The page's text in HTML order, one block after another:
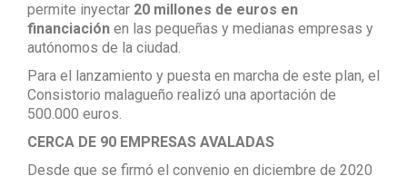
permite inyectar 20 millones de euros en
financiación en las pequeñas y medianas empresas y
autónomos de la ciudad.
Para el lanzamiento y puesta en marcha de este plan, el
Consistorio malagueño realizó una aportación de
500.000 euros.
CERCA DE 90 EMPRESAS AVALADAS
Desde que se firmó el convenio en diciembre de 2020